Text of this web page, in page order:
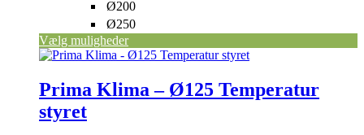
Ø200
Ø250
Vælg muligheder
Prima Klima – Ø125 Temperatur
styret